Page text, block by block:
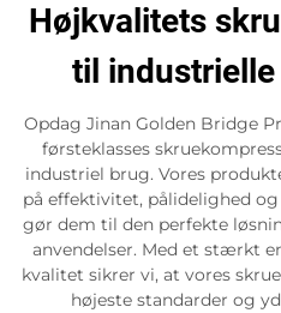
Højkvalitets
til
Opdag Jinan Golden Bridge
førsteklasses
industriel brug. Vores
på effektivitet, pålidelighed
gør dem til den perfekte
anvendelser. Med et stærkt
kvalitet sikrer vi, at vores
højeste standarder og